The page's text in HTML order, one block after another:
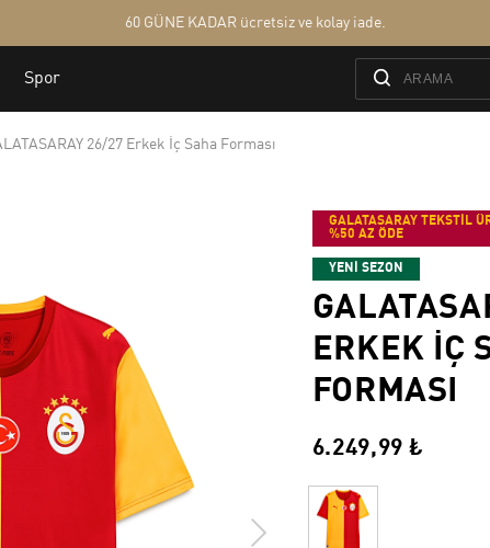
26/27 Erkek İç Saha Forması
GALATASARAY TEKSTİL
%50 AZ ÖDE
YENİ SEZON
ERKEK İÇ
FORMASI
6.249,99 ₺